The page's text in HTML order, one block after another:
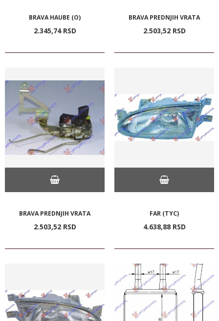
BRAVA HAUBE (O)
2.345,74 RSD
BRAVA PREDNJIH VRATA
2.503,52 RSD
BRAVA PREDNJIH VRATA
2.503,52 RSD
FAR (TYC)
4.638,88 RSD